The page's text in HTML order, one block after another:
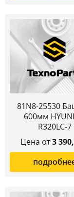
81N8-25530
600мм
R320LC-7
Цена от3